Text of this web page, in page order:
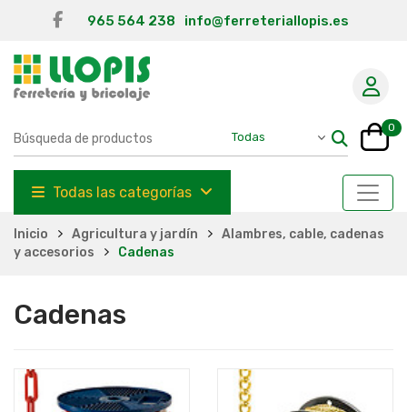
965 564 238 info@ferreteriallopis.es
0
Todas las categorías
Inicio Agricultura y jardín
Alambres, cable, cadenas
y accesorios
Cadenas
Cadenas